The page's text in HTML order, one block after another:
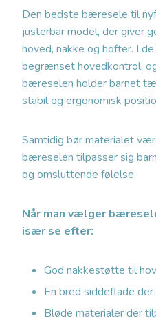
Den bedste bæresele til
justerbar model, der giver
hoved, nakke og hofter. I
begrænset hovedkontrol,
bæreselen holder barnet
stabil og ergonomisk
Samtidig bør materialet
bæreselen tilpasser sig
og omsluttende følelse.
Når man vælger
især se efter:
God nakkestøtte til
En bred siddeflade
Bløde materialer der